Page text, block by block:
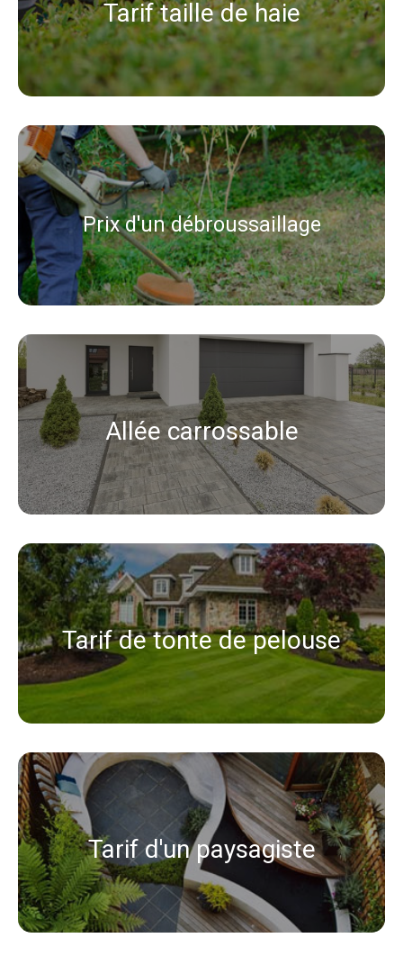
Tarif taille de haie
Prix d'un débroussaillage
Allée carrossable
Tarif de tonte de pelouse
Tarif d'un paysagiste